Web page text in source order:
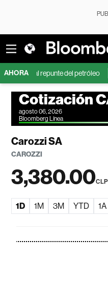
AHORA
y al repunte del petróleo
Cotización
agosto 06, 2026
Bloomberg Línea
Carozzi SA
CAROZZI
3,380.00CLP
1D 1M 3M YTD 1A